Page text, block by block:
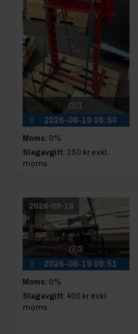
1
2026-08-19 09:50
Moms: 0%
Slagavgift: 250 kr exkl.
moms
2026-08-19
3
2026-08-19 09:51
Moms: 0%
Slagavgift: 400 kr exkl.
moms